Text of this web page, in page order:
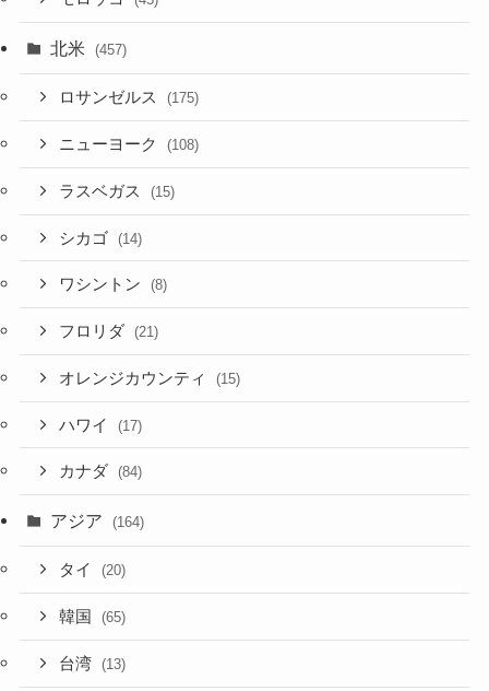
北米 (457)
ロサンゼルス (175)
ニューヨーク (108)
ラスベガス (15)
シカゴ (14)
ワシントン (8)
フロリダ (21)
オレンジカウンティ (15)
ハワイ (17)
カナダ (84)
アジア (164)
タイ (20)
韓国 (65)
台湾 (13)